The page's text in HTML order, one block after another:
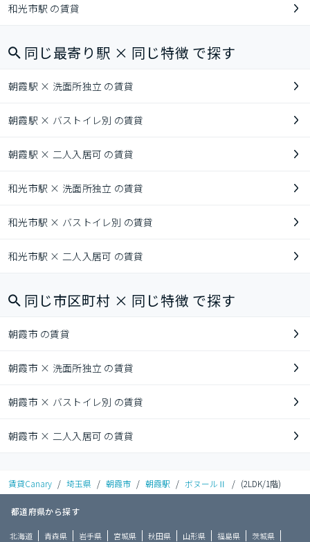
和光市駅 の賃貸
同じ最寄り駅 × 同じ特徴 で探す
朝霞駅 × 洗面所独立 の賃貸
朝霞駅 × バストイレ別 の賃貸
朝霞駅 × 二人入居可 の賃貸
和光市駅 × 洗面所独立 の賃貸
和光市駅 × バストイレ別 の賃貸
和光市駅 × 二人入居可 の賃貸
同じ市区町村 × 同じ特徴 で探す
朝霞市 の賃貸
朝霞市 × 洗面所独立 の賃貸
朝霞市 × バストイレ別 の賃貸
朝霞市 × 二人入居可 の賃貸
賃貸Canary / 埼玉県 / 朝霞市 / 朝霞駅 / ボヌールⅡ / (2LDK/1階)
都道府県から探す
北海道 青森県 岩手県 宮城県 秋田県 山形県 福島県
茨城県